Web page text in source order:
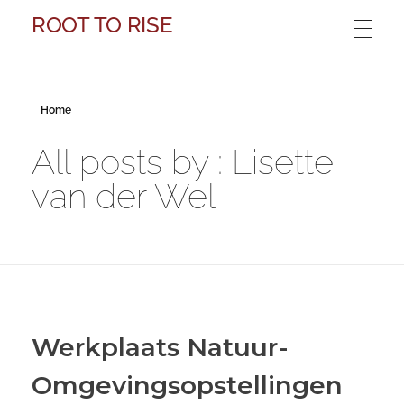
ROOT TO RISE
Home
All posts by : Lisette
van der Wel
Werkplaats Natuur-
Omgevingsopstellingen